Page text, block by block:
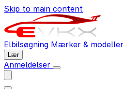
Skip to main content
Elbilsøgning Mærker & modeller
Lær
Anmeldelser